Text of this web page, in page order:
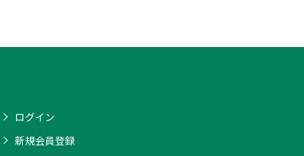
ログイン
新規会員登録